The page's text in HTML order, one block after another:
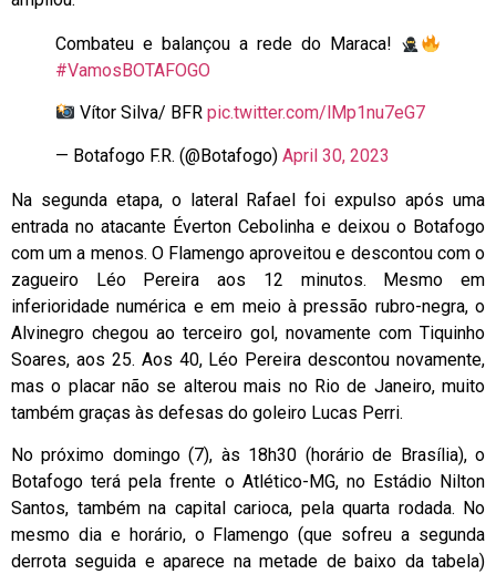
Combateu e balançou a rede do Maraca!
#VamosBOTAFOGO
Vítor Silva/ BFRpic.twitter.com/lMp1nu7eG7
— Botafogo F.R. (@Botafogo) April 30, 2023
Na segunda etapa, o lateral Rafael foi expulso após uma
entrada no atacante Éverton Cebolinha e deixou o Botafogo
com um a menos. O Flamengo aproveitou e descontou com o
zagueiro Léo Pereira aos 12 minutos. Mesmo em
inferioridade numérica e em meio à pressão rubro-negra, o
Alvinegro chegou ao terceiro gol, novamente com Tiquinho
Soares, aos 25. Aos 40, Léo Pereira descontou novamente,
mas o placar não se alterou mais no Rio de Janeiro, muito
também graças às defesas do goleiro Lucas Perri.
No próximo domingo (7), às 18h30 (horário de Brasília), o
Botafogo terá pela frente o Atlético-MG, no Estádio Nilton
Santos, também na capital carioca, pela quarta rodada. No
mesmo dia e horário, o Flamengo (que sofreu a segunda
derrota seguida e aparece na metade de baixo da tabela)